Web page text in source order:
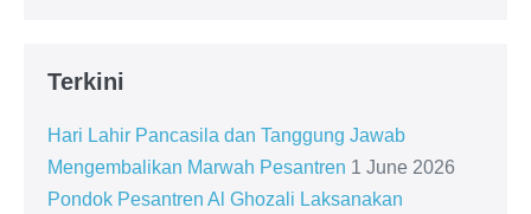
Terkini
Hari Lahir Pancasila dan Tanggung Jawab
Mengembalikan Marwah Pesantren 1 June 2026
Pondok Pesantren Al Ghozali Laksanakan